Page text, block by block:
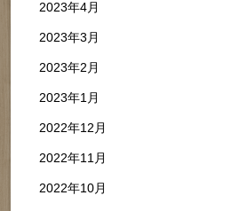
2023年4月
2023年3月
2023年2月
2023年1月
2022年12月
2022年11月
2022年10月